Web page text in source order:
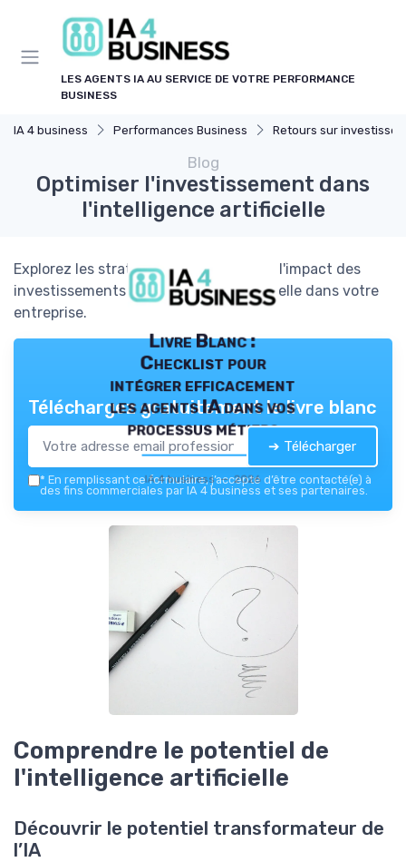
LES AGENTS IA AU SERVICE DE VOTRE PERFORMANCE
BUSINESS
IA 4 business Performances Business Retours sur investissement de
Blog
Optimiser l'investissement dans
l'intelligence artificielle
Explorez les stratégies pour maximiser l'impact des
investissements en intelligence artificielle dans votre
entreprise.
Livre Blanc :
Checklist pour
intégrer efficacement
les agents IA dans vos
processus métiers
IA 4 business — 2026
Téléchargez gratuitement le livre blanc
➔ Télécharger
* En remplissant ce formulaire, j’accepte d’être contacté(e) à
des fins commerciales par IA 4 business et ses partenaires.
Comprendre le potentiel de
l'intelligence artificielle
Découvrir le potentiel transformateur de
l’IA